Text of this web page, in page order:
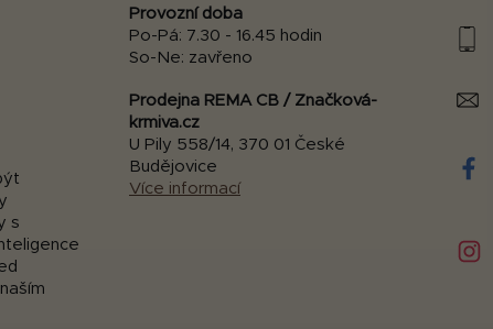
s
Provozní doba
Po-Pá: 7.30 - 16.45 hodin
So-Ne: zavřeno
Prodejna REMA CB / Značková-
krmiva.cz
U Pily 558/14, 370 01 České
Budějovice
Více informací